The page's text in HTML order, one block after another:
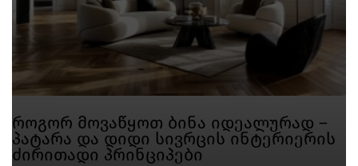
როგორ მოვაწყოთ ბინა იდეალურად –
პატარა და დიდი სივრცის ინტერიერის
ძირითადი პრინციპები